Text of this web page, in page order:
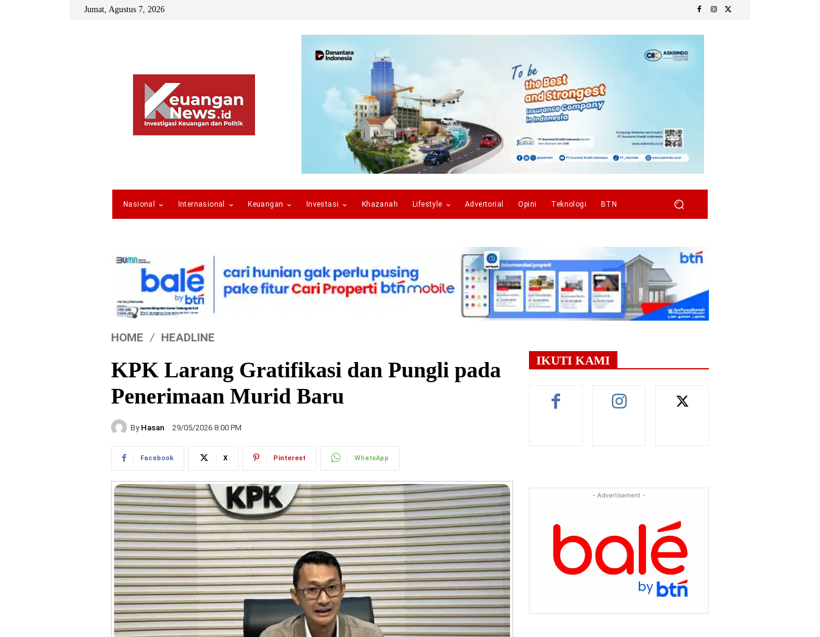
Jumat, Agustus 7, 2026
Nasional Internasional Keuangan Investasi Khazanah Lifestyle Advertorial Opini Teknologi BTN
HOME HEADLINE
KPK Larang Gratifikasi dan Pungli pada
Penerimaan Murid Baru
By Hasan 29/05/2026 8:00 PM
Facebook X Pinterest WhatsApp
IKUTI KAMI
- Advertisement -